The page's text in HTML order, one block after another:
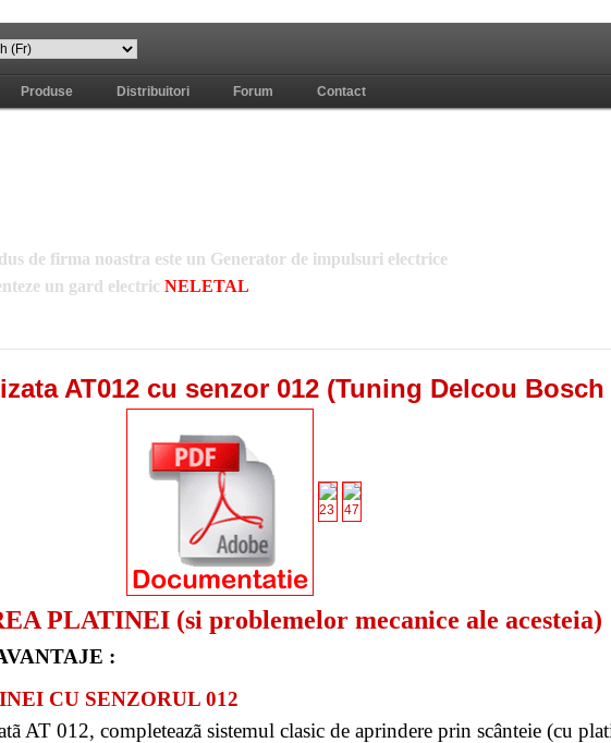
Produse Distribuitori Forum Contact
de firma noastra este un Generator de impulsuri electrice
un gard electric NELETAL
на чертеже
"вони и шума царило
"праздничное настроение.
"огромное, тощее, похожее "на волка
читы для point blank
"в другую сторону.
боба "красив, проговорил Айронбэр.
"назад и оскалившись.
AT012 cu senzor 012 (Tuning Delcou
PLATINEI (si problemelor mecanice ale acesteia)
:
CU SENZORUL 012
AT 012, completeazã sistemul clasic de aprindere prin scânteie (cu